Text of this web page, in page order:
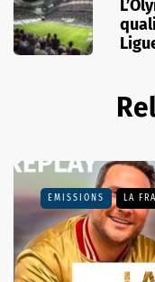
EMISSIONS LA